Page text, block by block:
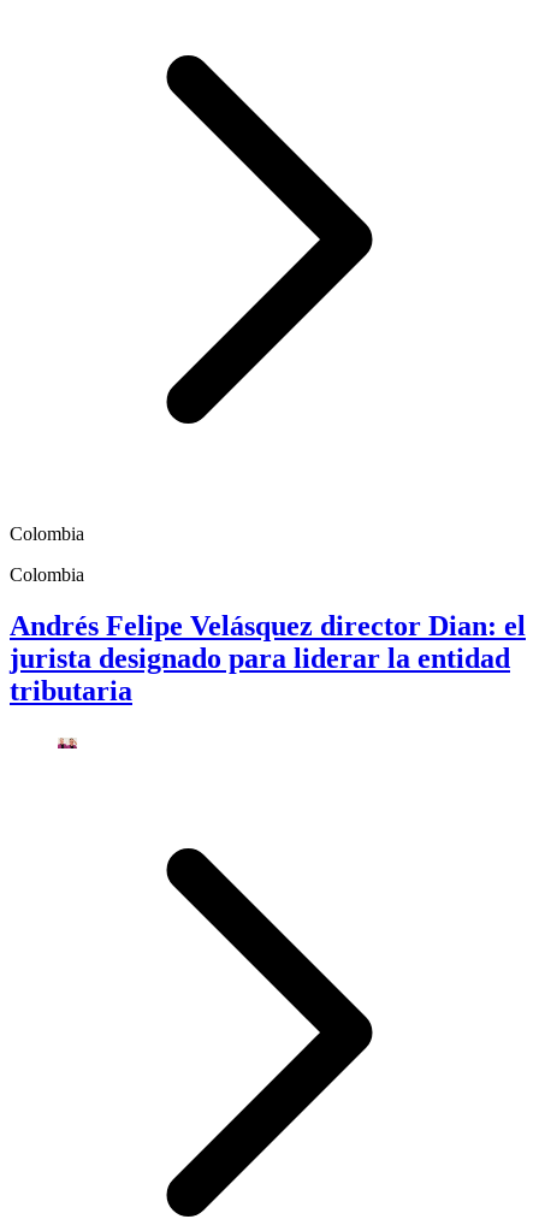
Colombia
Colombia
Andrés Felipe Velásquez director Dian: el
jurista designado para liderar la entidad
tributaria